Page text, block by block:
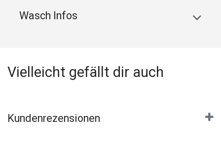
Wasch Infos
Vielleicht gefällt dir auch
Kundenrezensionen